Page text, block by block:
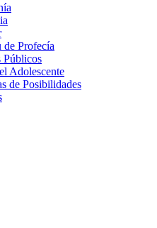
Profecía
Públicos
Adolescente
de Posibilidades